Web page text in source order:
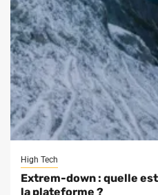
High Tech
Extrem-down : quelle
la plateforme ?